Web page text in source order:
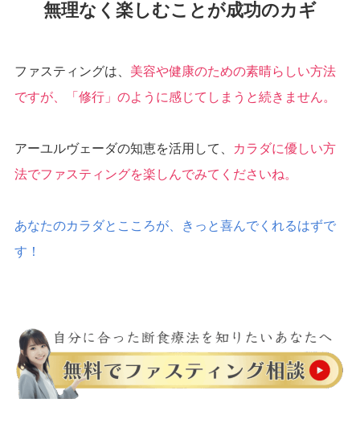
無理なく楽しむことが成功のカギ
ファスティングは、 美容や健康のための素晴らしい方法
ですが、「修行」のように感じてしまうと続きません。
アーユルヴェーダの知恵を活用して、
カラダに優しい方
法でファスティングを楽しんでみてくださいね。
あなたのカラダとこころが、きっと喜んでくれるはずで
す！